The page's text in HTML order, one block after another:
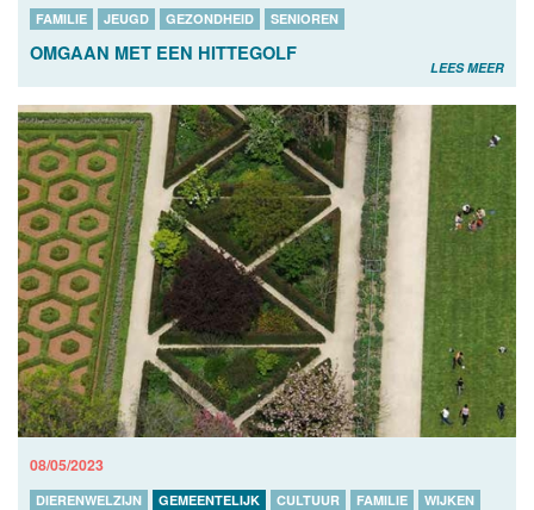
FAMILIE JEUGD GEZONDHEID SENIOREN
OMGAAN MET EEN HITTEGOLF
LEES MEER
08/05/2023
DIERENWELZIJN GEMEENTELIJK CULTUUR FAMILIE
WIJKEN